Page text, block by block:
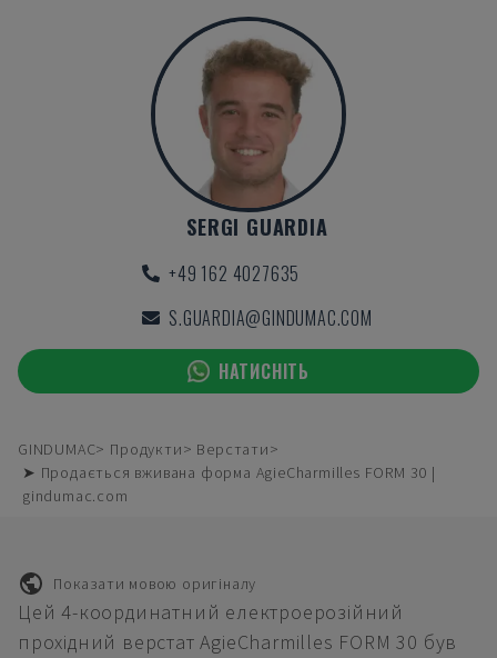
SERGI GUARDIA
+49 162 4027635
S.GUARDIA@GINDUMAC.COM
НАТИСНІТЬ
GINDUMAC Продукти
Верстати
➤ Продається вживана форма AgieCharmilles FORM 30 |
gindumac.com
Показати мовою оригіналу
Цей 4-координатний електроерозійний
прохідний верстат AgieCharmilles FORM 30 був